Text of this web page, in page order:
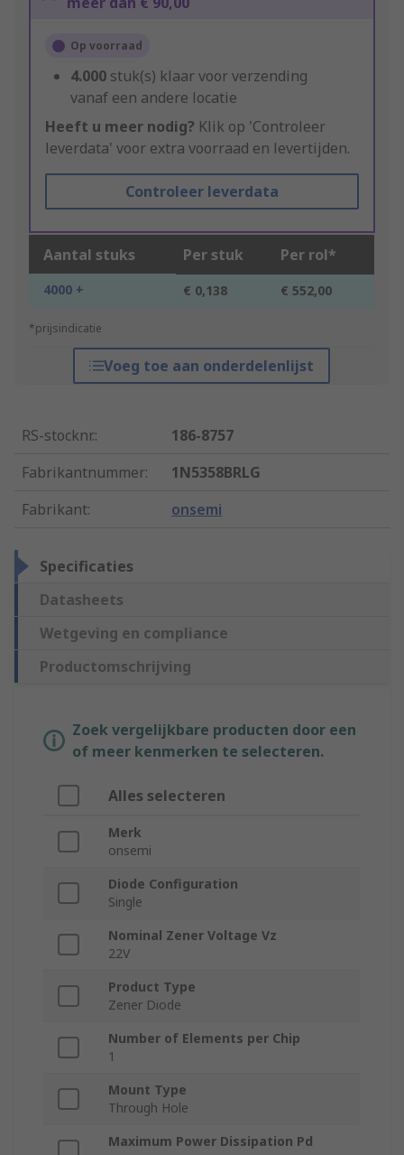
Op voorraad
4.000 stuk(s) klaar voor verzending
vanaf een andere locatie
Heeft u meer nodig? Klik op 'Controleer
leverdata' voor extra voorraad en levertijden.
Controleer leverdata
Aantal stuks Per stuk Per rol*
4000 + € 0,138 € 552,00
*prijsindicatie
Voeg toe aan onderdelenlijst
RS-stocknr.:
186-8757
Fabrikantnummer:
1N5358BRLG
Fabrikant: onsemi
Specificaties
Datasheets
Wetgeving en compliance
Productomschrijving
Zoek vergelijkbare producten door een
of meer kenmerken te selecteren.
Alles selecteren
Merk
onsemi
Diode Configuration
Single
Nominal Zener Voltage Vz
22V
Product Type
Zener Diode
Number of Elements per Chip
1
Mount Type
Through Hole
Maximum Power Dissipation Pd